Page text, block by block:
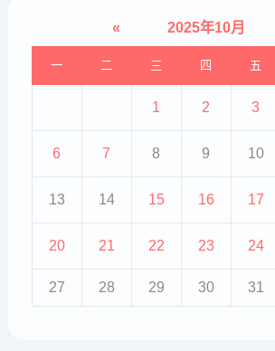
« 2025年10月
一 二 三 四 五
1 2 3
6 7 8 9 10
13 14 15 16 17
20 21 22 23 24
27 28 29 30 31